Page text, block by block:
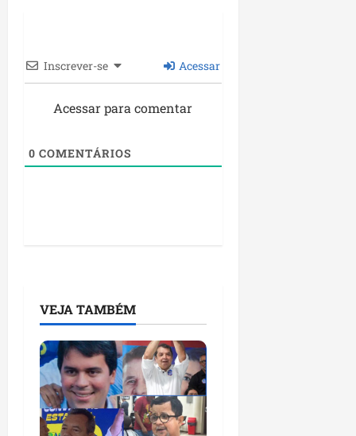
Inscrever-se Acessar
Acessar para comentar
0 COMENTÁRIOS
VEJA TAMBÉM